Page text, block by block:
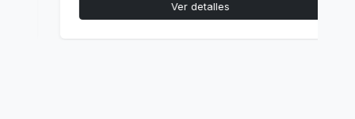
Ver detalles